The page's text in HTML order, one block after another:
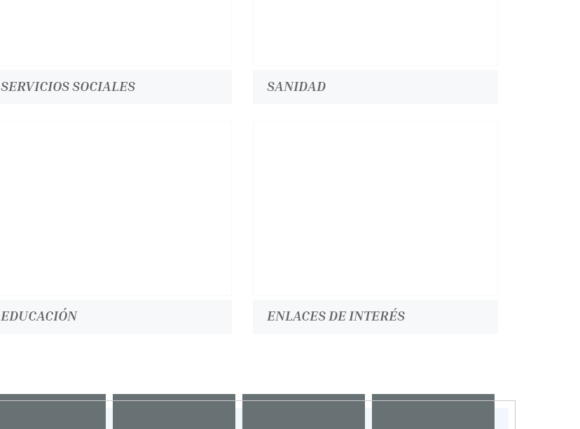
SERVICIOS SOCIALES SANIDAD
EDUCACIÓN ENLACES DE INTERÉS